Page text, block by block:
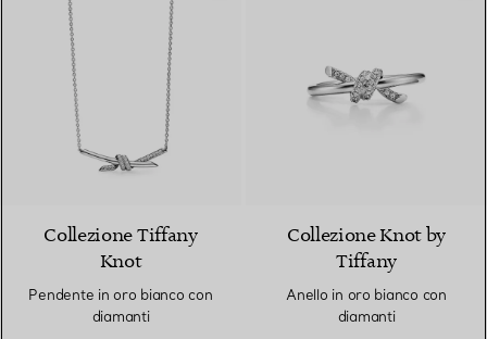
Collezione Tiffany
Knot
Pendente in oro bianco con
diamanti
Collezione Knot by
Tiffany
Anello in oro bianco con
diamanti